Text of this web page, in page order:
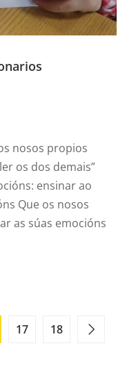
nosos propios
os dos demais”
ensinar ao
Que os nosos
as súas emocións
17 18